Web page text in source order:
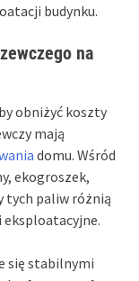
budynku.
na
obniżyć koszty
mają
domu. Wśród
ekogroszek,
tych paliw różnią
eksploatacyjne.
się stabilnymi